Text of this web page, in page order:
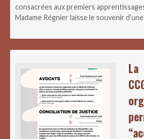
consacrées aux premiers
Madame Régnier laisse le souvenir
La